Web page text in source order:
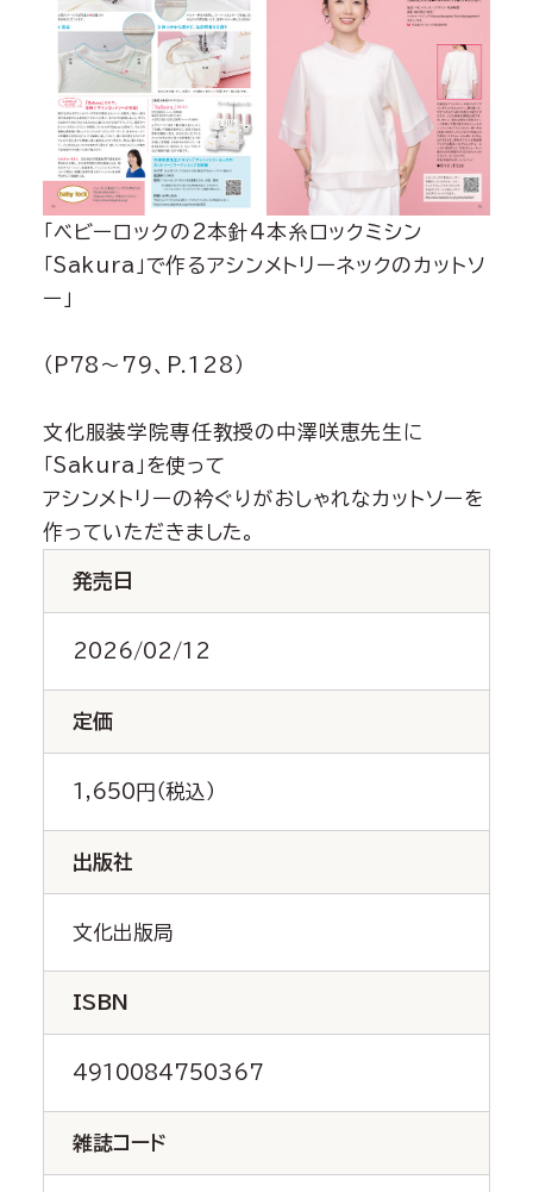
「ベビーロックの2本針4本糸ロックミシン
「Sakura」で作るアシンメトリーネックのカットソ
ー」
（P78～79、P.128）
文化服装学院専任教授の中澤咲恵先生に
「Sakura」を使って
アシンメトリーの衿ぐりがおしゃれなカットソーを
作っていただきました。
発売日
2026/02/12
定価
1,650円（税込）
出版社
文化出版局
ISBN
4910084750367
雑誌コード